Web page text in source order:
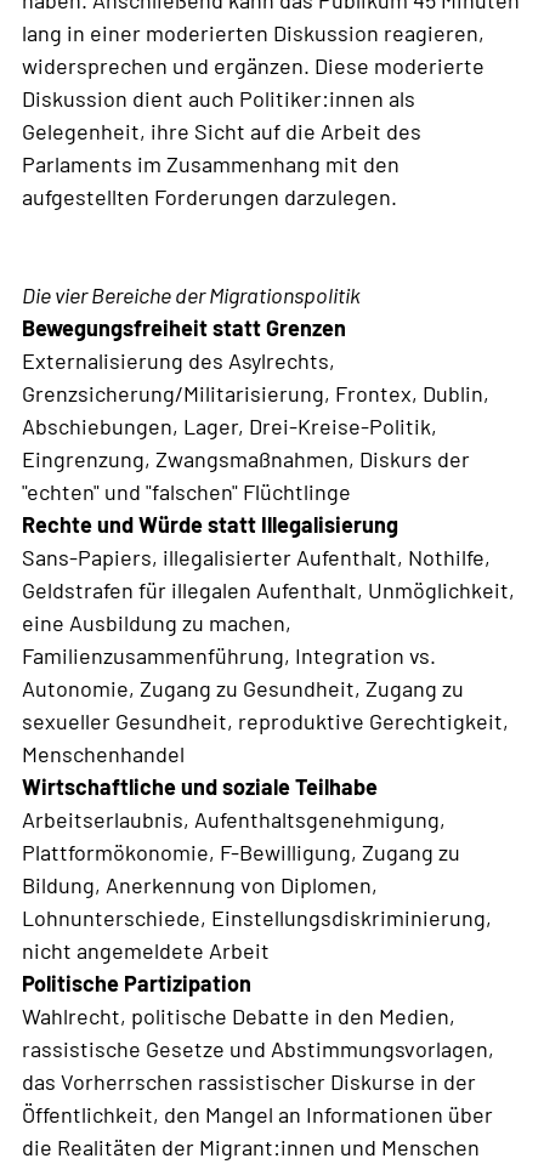
lang in einer moderierten Diskussion reagieren,
widersprechen und ergänzen. Diese moderierte
Diskussion dient auch Politiker:innen als
Gelegenheit, ihre Sicht auf die Arbeit des
Parlaments im Zusammenhang mit den
aufgestellten Forderungen darzulegen.
Die vier Bereiche der Migrationspolitik
Bewegungsfreiheit statt Grenzen
Externalisierung des Asylrechts,
Grenzsicherung/Militarisierung, Frontex, Dublin,
Abschiebungen, Lager, Drei-Kreise-Politik,
Eingrenzung, Zwangsmaßnahmen, Diskurs der
"echten" und "falschen" Flüchtlinge
Rechte und Würde statt Illegalisierung
Sans-Papiers, illegalisierter Aufenthalt, Nothilfe,
Geldstrafen für illegalen Aufenthalt, Unmöglichkeit,
eine Ausbildung zu machen,
Familienzusammenführung, Integration vs.
Autonomie, Zugang zu Gesundheit, Zugang zu
sexueller Gesundheit, reproduktive Gerechtigkeit,
Menschenhandel
Wirtschaftliche und soziale Teilhabe
Arbeitserlaubnis, Aufenthaltsgenehmigung,
Plattformökonomie, F-Bewilligung, Zugang zu
Bildung, Anerkennung von Diplomen,
Lohnunterschiede, Einstellungsdiskriminierung,
nicht angemeldete Arbeit
Politische Partizipation
Wahlrecht, politische Debatte in den Medien,
rassistische Gesetze und Abstimmungsvorlagen,
das Vorherrschen rassistischer Diskurse in der
Öffentlichkeit, den Mangel an Informationen über
die Realitäten der Migrant:innen und Menschen